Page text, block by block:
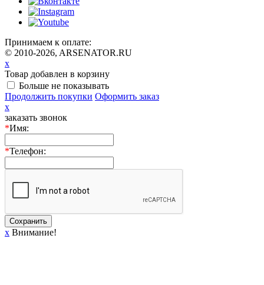
Принимаем к оплате:
© 2010-2026, ARSENATOR.RU
x
Товар добавлен в корзину
Больше не показывать
Продолжить покупки Оформить заказ
x
заказать звонок
*Имя:
*Телефон:
Сохранить
x Внимание!